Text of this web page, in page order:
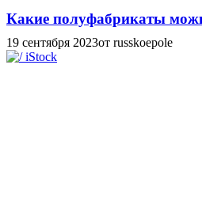
Какие полуфабрикаты
19 сентября 2023от russkoepole